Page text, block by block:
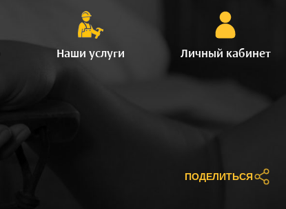
Наши услуги Личный кабинет
ПОДЕЛИТЬСЯ